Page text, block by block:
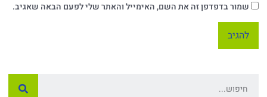
שמור בדפדפן זה את השם, האימייל והאתר שלי לפעם הבאה שאגיב.